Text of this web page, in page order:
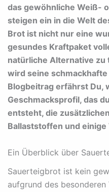
das gewöhnliche Weiß-
steigen ein in die Welt
Brot ist nicht nur eine
gesundes Kraftpaket
natürliche Alternative
wird seine
Blogbeitrag erfährst Du,
Geschmacksprofil, das
entsteht, die
Ballaststoffen und
Ein Überblick über
Sauerteigbrot ist kein
aufgrund des